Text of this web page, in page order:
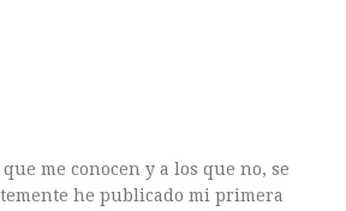
me conocen y a los que no, se
he publicado mi primera